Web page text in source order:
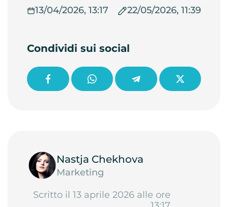
13/04/2026, 13:17
22/05/2026, 11:39
Condividi sui social
Nastja Chekhova
Marketing
Scritto il 13 aprile 2026 alle ore